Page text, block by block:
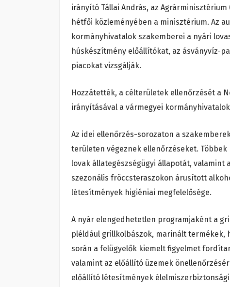
irányító Tállai András, az
hétfői közleményében a minisztérium. Az
kormányhivatalok szakemberei a nyári
húskészítmény előállítókat, az ásványvíz-
piacokat vizsgálják.
Hozzátették, a célterületek ellenőrzését a
irányításával a vármegyei
Az idei ellenőrzés-sorozaton a
területen végeznek ellenőrzéseket.
lovak állategészségügyi állapotát, valamint
szezonális fröccsteraszokon árusított
létesítmények higiéniai megfelelősége.
A nyár elengedhetetlen programjaként a
pléldául grillkolbászok, marinált termékek,
során a felügyelők kiemelt figyelmet
valamint az előállító üzemek
előállító létesítmények